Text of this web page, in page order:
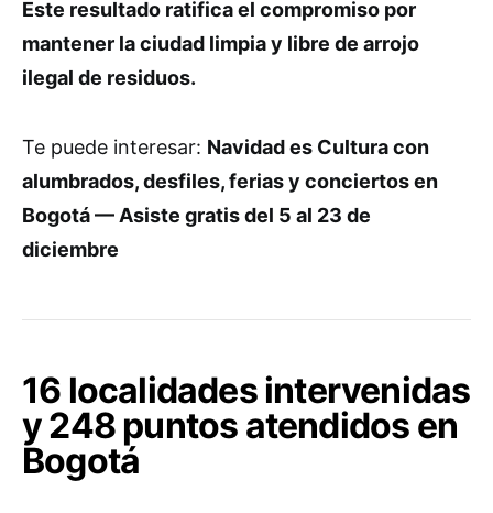
Este resultado ratifica el compromiso por
mantener la ciudad limpia y libre de arrojo
ilegal de residuos.
Te puede interesar: Navidad es Cultura con
alumbrados, desfiles, ferias y conciertos en
Bogotá — Asiste gratis del 5 al 23 de
diciembre
16 localidades intervenidas
y 248 puntos atendidos en
Bogotá